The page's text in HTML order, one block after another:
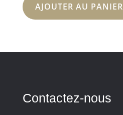
AJOUTER AU PANIER
Contactez-nous